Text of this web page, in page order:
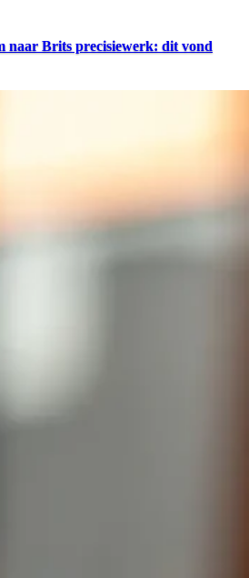
naar Brits precisiewerk: dit vond